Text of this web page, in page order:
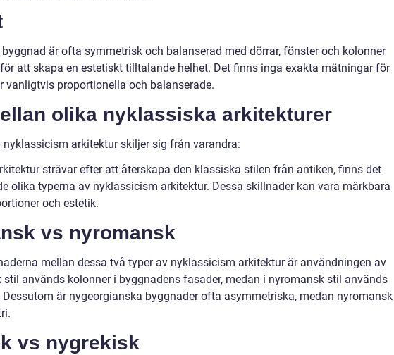
är ofta symmetrisk och balanserad med dörrar, fönster och kolonner
att skapa en estetiskt tilltalande helhet. Det finns inga exakta mätningar för
vanligtvis proportionella och balanserade.
olika nyklassiska arkitekturer
arkitektur skiljer sig från varandra:
strävar efter att återskapa den klassiska stilen från antiken, finns det
olika typerna av nyklassicism arkitektur. Dessa skillnader kan vara märkbara
och estetik.
vs nyromansk
mellan dessa två typer av nyklassicism arkitektur är användningen av
stil används kolonner i byggnadens fasader, medan i nyromansk stil används
Dessutom är nygeorgianska byggnader ofta asymmetriska, medan nyromansk
vs nygrekisk